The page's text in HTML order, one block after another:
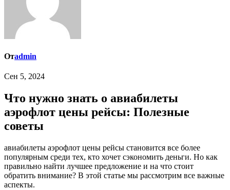
Отadmin
Сен 5, 2024
Что нужно знать о авиабилеты
аэрофлот цены рейсы: Полезные
советы
авиабилеты аэрофлот цены рейсы становится все более
популярным среди тех, кто хочет сэкономить деньги. Но как
правильно найти лучшее предложение и на что стоит
обратить внимание? В этой статье мы рассмотрим все важные
аспекты.